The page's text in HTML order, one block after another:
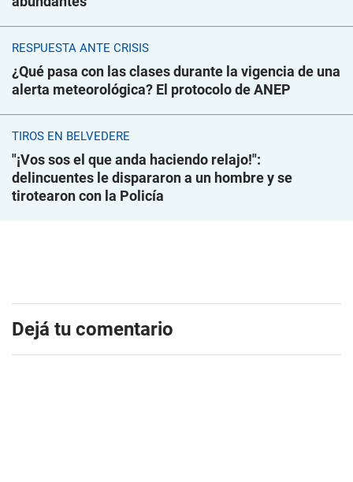
RESPUESTA ANTE CRISIS
¿Qué pasa con las clases durante la vigencia de una
alerta meteorológica? El protocolo de ANEP
TIROS EN BELVEDERE
"¡Vos sos el que anda haciendo relajo!":
delincuentes le dispararon a un hombre y se
tirotearon con la Policía
Dejá tu comentario